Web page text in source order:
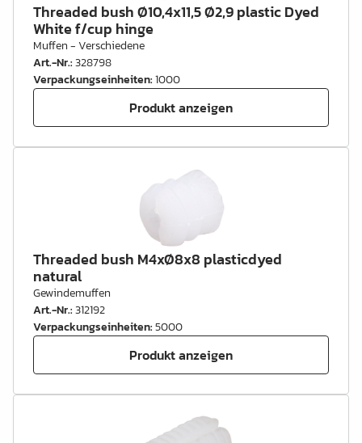
Threaded bush Ø10,4x11,5 Ø2,9 plastic Dyed
White f/cup hinge
Muffen - Verschiedene
Art.-Nr.:328798
Verpackungseinheiten:1000
Produkt anzeigen
Threaded bush M4xØ8x8 plasticdyed
natural
Gewindemuffen
Art.-Nr.:312192
Verpackungseinheiten:5000
Produkt anzeigen